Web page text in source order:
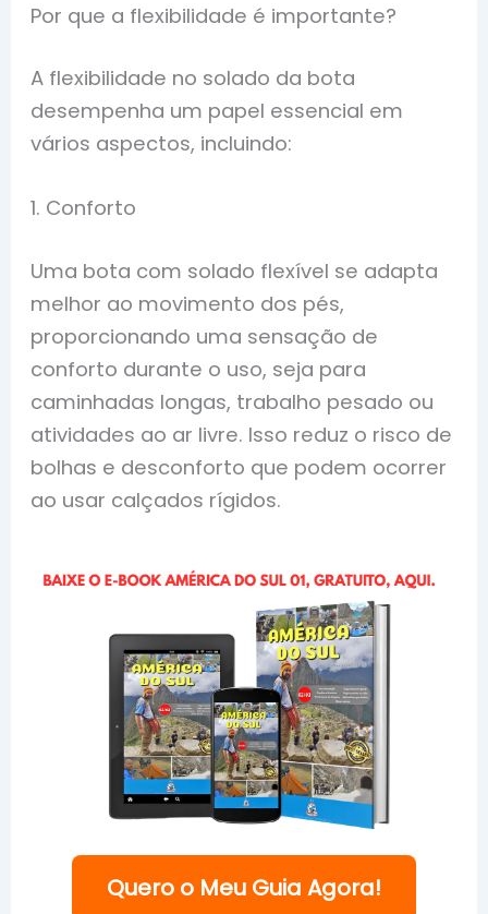
Por que a flexibilidade é importante?
A flexibilidade no solado da bota
desempenha um papel essencial em
vários aspectos, incluindo:
1. Conforto
Uma bota com solado flexível se adapta
melhor ao movimento dos pés,
proporcionando uma sensação de
conforto durante o uso, seja para
caminhadas longas, trabalho pesado ou
atividades ao ar livre. Isso reduz o risco de
bolhas e desconforto que podem ocorrer
ao usar calçados rígidos.
Quero o Meu Guia Agora!